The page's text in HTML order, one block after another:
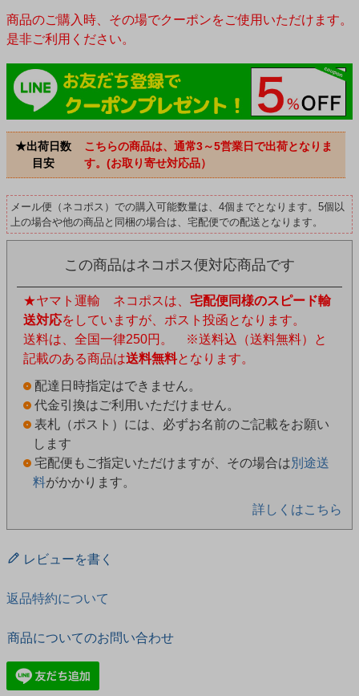
商品のご購入時、その場でクーポンをご使用いただけます。
是非ご利用ください。
★出荷日数
目安
こちらの商品は、通常3～5営業日で出荷となりま
す。(お取り寄せ対応品）
メール便（ネコポス）での購入可能数量は、4個までとなります。5個以
上の場合や他の商品と同梱の場合は、宅配便での配送となります。
この商品はネコポス便対応商品です
★ヤマト運輸 ネコポスは、 宅配便同様のスピード輸
送対応をしていますが、ポスト投函となります。
送料は、全国一律250円。 ※送料込（送料無料）と
記載のある商品は送料無料となります。
配達日時指定はできません。
代金引換はご利用いただけません。
表札（ポスト）には、必ずお名前のご記載をお願い
します
宅配便もご指定いただけますが、その場合は別途送
料がかかります。
詳しくはこちら
レビューを書く
返品特約について
商品についてのお問い合わせ